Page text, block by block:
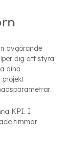
avgörande
dig att styra
dina
projekt
KPI. I
timmar